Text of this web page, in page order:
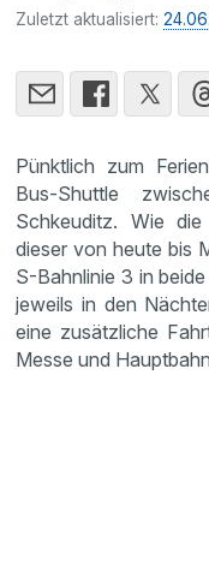
Zuletzt aktualisiert:
Pünktlich zum
Bus-Shuttle
Schkeuditz. Wie
dieser von heute bis
S-Bahnlinie 3 in
jeweils in den
eine zusätzliche
Messe und